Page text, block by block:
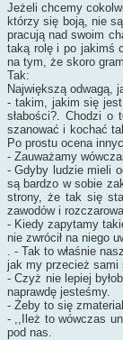
Jeżeli chcemy
którzy się boją, nie
pracują nad swoim
taką rolę i po jakimś
na tym, że skoro
Tak:
Największą odwagą,
- takim, jakim się
słabości?. Chodzi
szanować i kochać
Po prostu ocena
- Zauważamy
- Gdyby ludzie mieli
są bardzo w sobie
strony, że tak się
zawodów i
- Kiedy zapytamy
nie zwrócił na niego
. - Tak to właśnie
jak my przecież sami
- Czyż nie lepiej
naprawdę jesteśmy.
- Żeby to się
- ,,Ileż to wówczas
pod nas.